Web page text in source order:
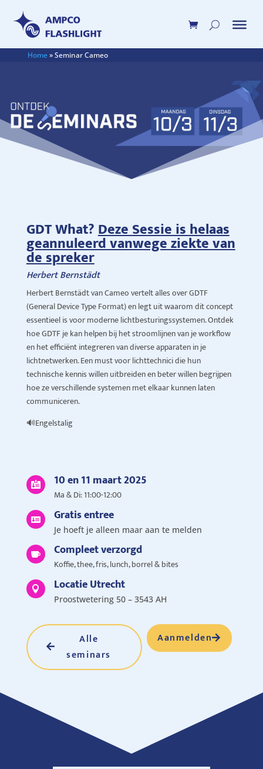
Home»Seminar Cameo
GDT What?Deze Sessie is helaas
geannuleerd vanwege ziekte van
de spreker
Herbert Bernstädt
Herbert Bernstädt van Cameo vertelt alles over GDTF
(General Device Type Format) en legt uit waarom dit concept
essentieel is voor moderne lichtbesturingssystemen. Ontdek
hoe GDTF je kan helpen bij het stroomlijnen van je workflow
en het efficiënt integreren van diverse apparaten in je
lichtnetwerken. Een must voor lichttechnici die hun
technische kennis willen uitbreiden en beter willen begrijpen
hoe ze verschillende systemen met elkaar kunnen laten
communiceren.
🔊Engelstalig
 10 en 11 maart 2025
Ma & Di: 11:00-12:00
 Gratis entree
Je hoeft je alleen maar aan te melden
 Compleet verzorgd
Koffie, thee, fris, lunch, borrel & bites
 Locatie Utrecht
Proostwetering 50 – 3543 AH
Alle
seminars
Aanmelden